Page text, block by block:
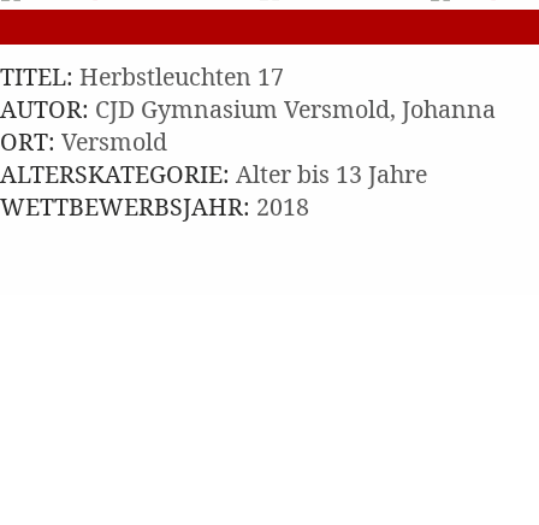
TITEL: Herbstleuchten 17
AUTOR: CJD Gymnasium Versmold, Johanna
ORT: Versmold
ALTERSKATEGORIE: Alter bis 13 Jahre
WETTBEWERBSJAHR: 2018